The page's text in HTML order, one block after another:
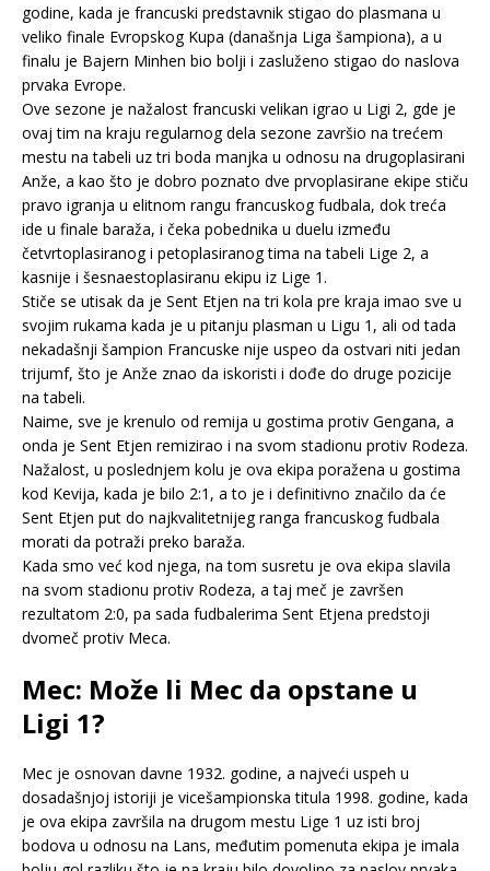
godine, kada je francuski predstavnik stigao do plasmana u
veliko finale Evropskog Kupa (današnja Liga šampiona), a u
finalu je Bajern Minhen bio bolji i zasluženo stigao do naslova
prvaka Evrope.
Ove sezone je nažalost francuski velikan igrao u Ligi 2, gde je
ovaj tim na kraju regularnog dela sezone završio na trećem
mestu na tabeli uz tri boda manjka u odnosu na drugoplasirani
Anže, a kao što je dobro poznato dve prvoplasirane ekipe stiču
pravo igranja u elitnom rangu francuskog fudbala, dok treća
ide u finale baraža, i čeka pobednika u duelu između
četvrtoplasiranog i petoplasiranog tima na tabeli Lige 2, a
kasnije i šesnaestoplasiranu ekipu iz Lige 1.
Stiče se utisak da je Sent Etjen na tri kola pre kraja imao sve u
svojim rukama kada je u pitanju plasman u Ligu 1, ali od tada
nekadašnji šampion Francuske nije uspeo da ostvari niti jedan
trijumf, što je Anže znao da iskoristi i dođe do druge pozicije
na tabeli.
Naime, sve je krenulo od remija u gostima protiv Gengana, a
onda je Sent Etjen remizirao i na svom stadionu protiv Rodeza.
Nažalost, u poslednjem kolu je ova ekipa poražena u gostima
kod Kevija, kada je bilo 2:1, a to je i definitivno značilo da će
Sent Etjen put do najkvalitetnijeg ranga francuskog fudbala
morati da potraži preko baraža.
Kada smo već kod njega, na tom susretu je ova ekipa slavila
na svom stadionu protiv Rodeza, a taj meč je završen
rezultatom 2:0, pa sada fudbalerima Sent Etjena predstoji
dvomeč protiv Meca.
Mec: Može li Mec da opstane u
Ligi 1?
Mec je osnovan davne 1932. godine, a najveći uspeh u
dosadašnjoj istoriji je vicešampionska titula 1998. godine, kada
je ova ekipa završila na drugom mestu Lige 1 uz isti broj
bodova u odnosu na Lans, međutim pomenuta ekipa je imala